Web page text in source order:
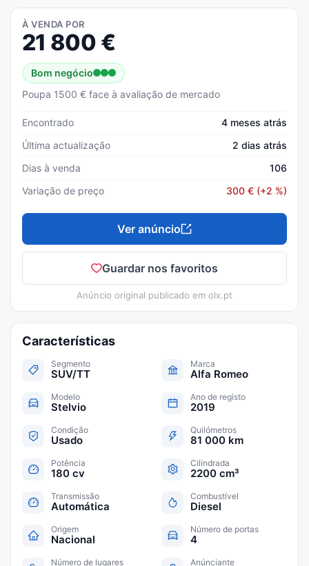
À VENDA POR
21 800 €
Bom negócio
Poupa 1500 € face à avaliação de mercado
Encontrado
4 meses atrás
Última actualização
2 dias atrás
Dias à venda
106
Variação de preço
300 € (+2 %)
Ver anúncio
Guardar nos favoritos
Anúncio original publicado em olx.pt
Características
Segmento
SUV/TT
Marca
Alfa Romeo
Modelo
Stelvio
Ano de registo
2019
Condição
Usado
Quilómetros
81 000 km
Potência
180 cv
Cilindrada
2200 cm³
Transmissão
Automática
Combustível
Diesel
Origem
Nacional
Número de portas
4
Número de lugares Anúnciante